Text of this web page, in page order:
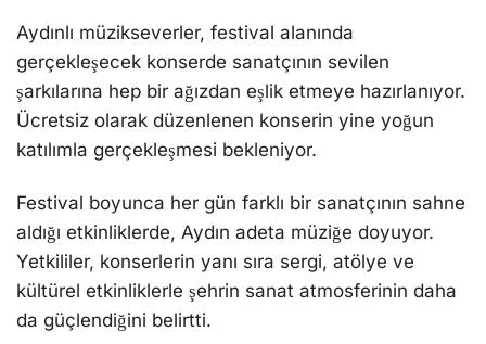
Aydınlı müzikseverler, festival alanında
gerçekleşecek konserde sanatçının sevilen
şarkılarına hep bir ağızdan eşlik etmeye hazırlanıyor.
Ücretsiz olarak düzenlenen konserin yine yoğun
katılımla gerçekleşmesi bekleniyor.
Festival boyunca her gün farklı bir sanatçının sahne
aldığı etkinliklerde, Aydın adeta müziğe doyuyor.
Yetkililer, konserlerin yanı sıra sergi, atölye ve
kültürel etkinliklerle şehrin sanat atmosferinin daha
da güçlendiğini belirtti.